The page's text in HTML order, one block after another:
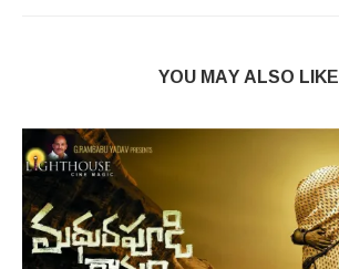
YOU MAY ALSO LIKE